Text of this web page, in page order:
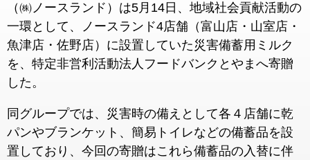
（㈱ノースランド）は5月14日、地域社会貢献活動の
一環として、ノースランド4店舗（富山店・山室店・
魚津店・佐野店）に設置していた災害備蓄用ミルク
を、特定非営利活動法人フードバンクとやまへ寄贈
した。
同グループでは、災害時の備えとして各４店舗に乾
パンやブランケット、簡易トイレなどの備蓄品を設
置しており、今回の寄贈はこれら備蓄品の入替に伴